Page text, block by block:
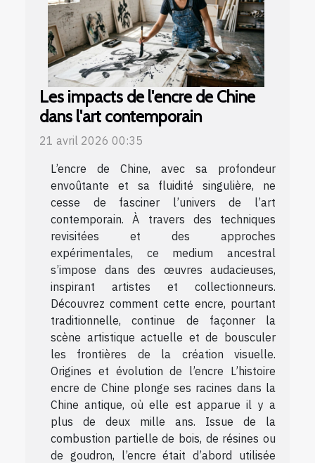
Les impacts de l'encre de Chine
dans l'art contemporain
21 avril 2026 00:35
L’encre de Chine, avec sa profondeur
envoûtante et sa fluidité singulière, ne
cesse de fasciner l’univers de l’art
contemporain. À travers des techniques
revisitées et des approches
expérimentales, ce medium ancestral
s’impose dans des œuvres audacieuses,
inspirant artistes et collectionneurs.
Découvrez comment cette encre, pourtant
traditionnelle, continue de façonner la
scène artistique actuelle et de bousculer
les frontières de la création visuelle.
Origines et évolution de l’encre L’histoire
encre de Chine plonge ses racines dans la
Chine antique, où elle est apparue il y a
plus de deux mille ans. Issue de la
combustion partielle de bois, de résines ou
de goudron, l’encre était d’abord utilisée